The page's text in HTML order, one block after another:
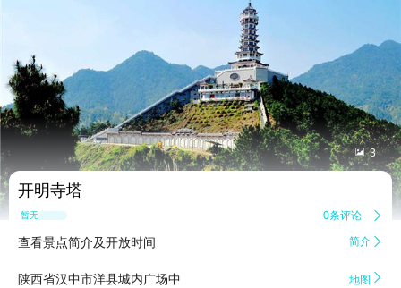
 3
开明寺塔
暂无点评 0条评论 
查看景点简介及开放时间 简介 
陕西省汉中市洋县城内广场中 地图 